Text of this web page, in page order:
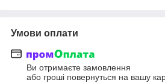
Умови оплати
Ви отримаєте замовлення
або гроші повернуться на вашу